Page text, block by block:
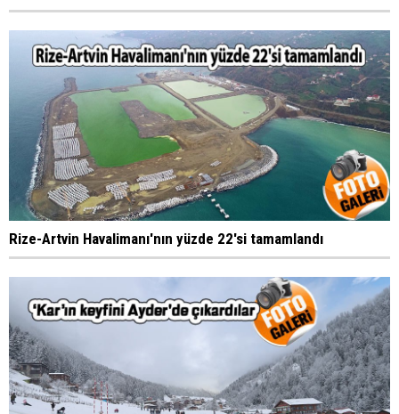
Rize-Artvin Havalimanı'nın yüzde 22'si tamamlandı